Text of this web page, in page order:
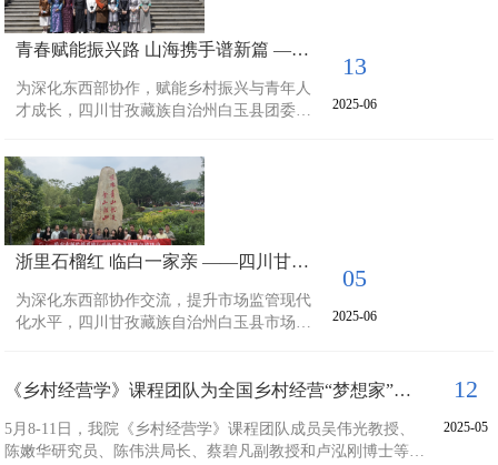
动能。直击行业痛点 课程精准务实针对民宿
行业普遍存在的 “消防隐患认知不足、服务标
准参差、获客渠道单一” 等问题，本次培训设
置三大核心模块：第一模块消防安全生命线
公安部...
青春赋能振兴路 山海携手谱新篇 ——经济管理学院举办四川甘孜州白玉县团委、社工干部“千万工程”与青年发展培训实践活动
为深化东西部协作，赋能乡村振兴与青年人
才成长，四川甘孜藏族自治州白玉县团委、
年6月4日至6月11日（为期9天），在浙江农
林大学经济管理学院的周密组织下，深入浙
江基层一线，开展了一场聚焦乡村蝶变密码
与青年建功路径的沉浸式学习交流活动。本
次学习活动以浙江“千万工程”经验、农村电商
活力、社区治理创新和红色精神传承为核心
内容，为雪域高原的青年工作者们注入了前
沿理念与实践...
13
2025-06
浙里石榴红 临白一家亲 ——四川甘孜州白玉县市场监管干部赴浙开展深度培训
为深化东西部协作交流，提升市场监管现代
化水平，四川甘孜藏族自治州白玉县市场监
精心组织下展开了一场内容充实、形式多样
市场监管核心能力建设，为来自雪域高原的
市场监管队伍注入了新的理念与实践动能。
05
2025-06
《乡村经营学》课程团队为全国乡村经营“梦想家”学员班授课
5月8-11日，我院《乡村经营学》课程团队成员吴伟光教授、
陈嫩华研究员、陈伟洪局长、蔡碧凡副教授和卢泓刚博士等
12
2025-05